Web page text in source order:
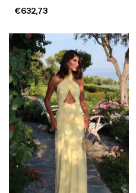
€632,73